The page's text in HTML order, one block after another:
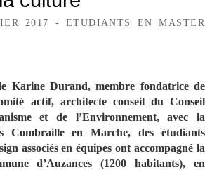
2017 - ETUDIANTS EN MASTER
Karine Durand, membre fondatrice de
actif, architecte conseil du Conseil
et de l’Environnement, avec la
Combraille en Marche, des étudiants
associés en équipes ont accompagné la
d’Auzances (1200 habitants), en